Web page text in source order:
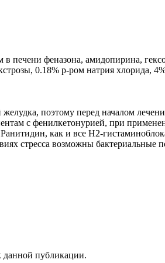
феназона, амидопирина,
0.18% р-ром натрия хлорида,
поэтому перед началом
с фенилкетонурией, при
как и все H2-
стресса возможны
данной публикации.